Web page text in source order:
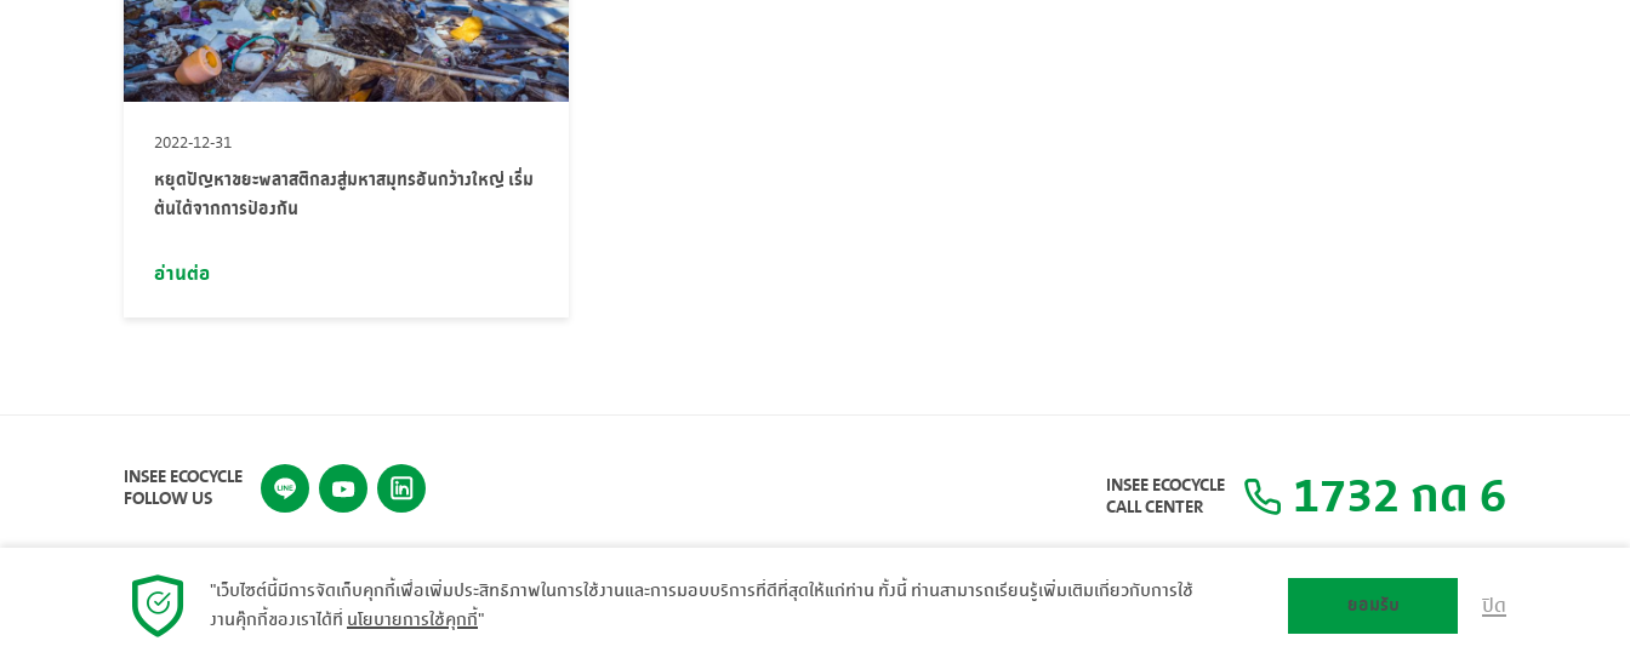
2022-12-31
หยุดปัญหาขยะพลาสติกลงสู่มหาสมุทรอันกว้างใหญ่ เริ่ม
ต้นได้จากการป้องกัน
อ่านต่อ
INSEE ECOCYCLE
FOLLOW US INSEE ECOCYCLE
CALL CENTER 1732 กด 6
"เว็บไซต์นี้มีการจัดเก็บคุกกี้เพื่อเพิ่มประสิทธิภาพในการใช้งานและการมอบบริการที่ดีที่สุดให้แก่ท่าน ทั้งนี้ ท่านสามารถเรียนรู้เพิ่มเติมเกี่ยวกับการใช้
งานคุ๊กกี้ของเราได้ที่นโยบายการใช้คุกกี้"
ยอมรับ ปิด
© 2023 INSEE Ecocycle. All rights reserved. แผนผังเว็บไซต์